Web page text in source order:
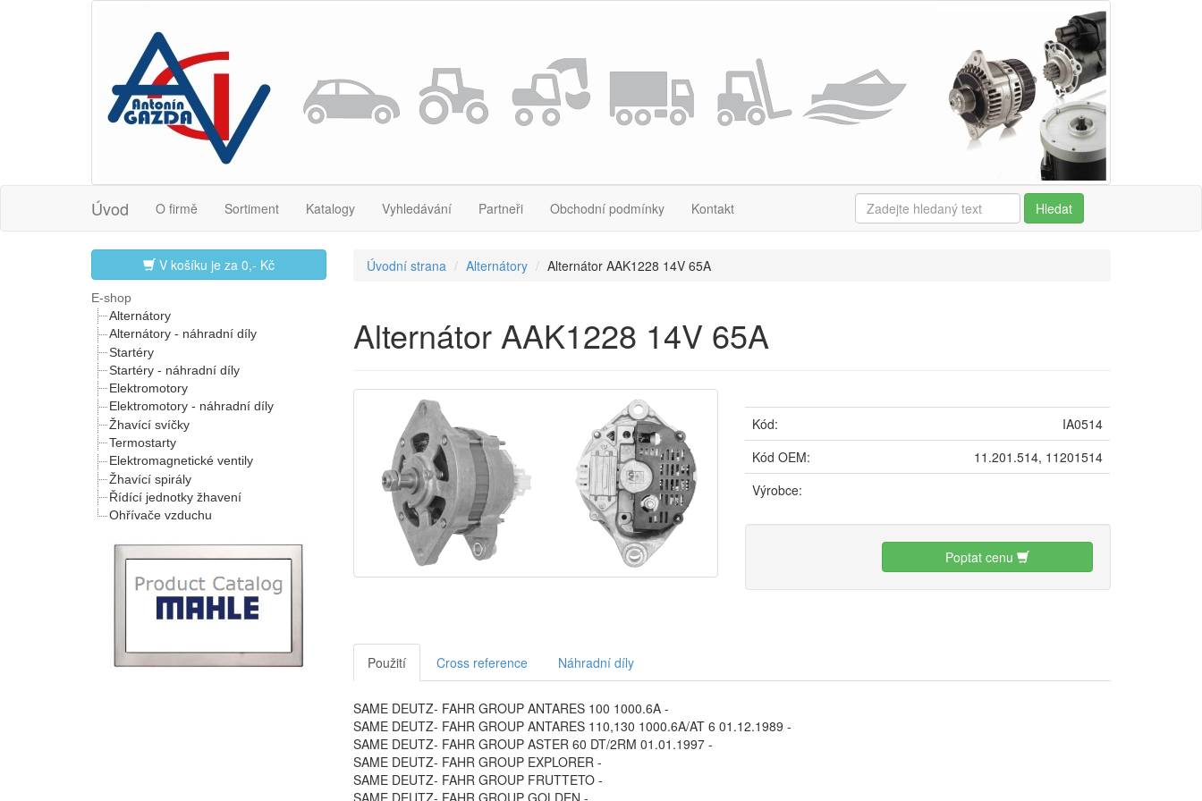
Úvod O firmě Sortiment Katalogy Vyhledávání Partneři Obchodní podmínky Kontakt Hledat
V košíku je za 0,- Kč
E-shop
Alternátory
Alternátory - náhradní díly
Startéry
Startéry - náhradní díly
Elektromotory
Elektromotory - náhradní díly
Žhavící svíčky
Termostarty
Elektromagnetické ventily
Žhavící spirály
Řídící jednotky žhavení
Ohřívače vzduchu
Úvodní strana Alternátory Alternátor AAK1228 14V 65A
Alternátor AAK1228 14V 65A
Kód:
IA0514
Kód OEM:
11.201.514, 11201514
Výrobce:
Poptat cenu
Použití Cross reference Náhradní díly
SAME DEUTZ- FAHR GROUP ANTARES 100 1000.6A -
SAME DEUTZ- FAHR GROUP ANTARES 110,130 1000.6A/AT 6 01.12.1989 -
SAME DEUTZ- FAHR GROUP ASTER 60 DT/2RM 01.01.1997 -
SAME DEUTZ- FAHR GROUP EXPLORER -
SAME DEUTZ- FAHR GROUP FRUTTETO -
SAME DEUTZ- FAHR GROUP GOLDEN -